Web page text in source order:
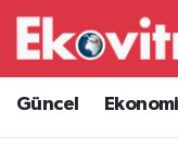
Güncel Ekonomi
Güncel
Ekonomi
Hava Durumu
Trafik